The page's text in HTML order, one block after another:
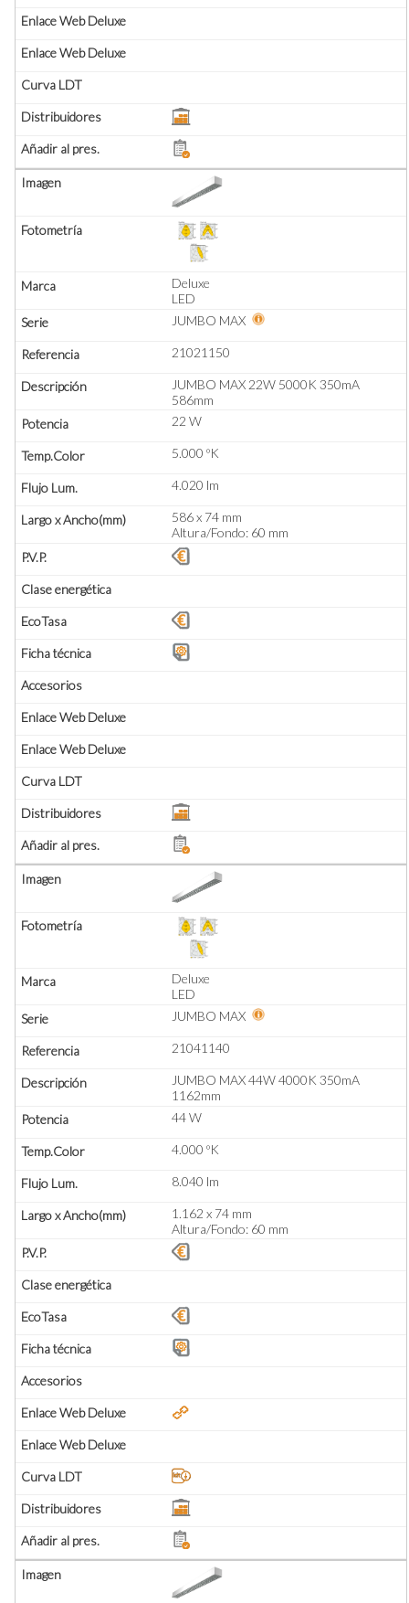
Deluxe
LED
JUMBO MAX
21021150
JUMBO MAX 22W 5000K 350mA
586mm
22 W
5.000 ºK
4.020 lm
586 x 74 mm
Altura/Fondo: 60 mm
Deluxe
LED
JUMBO MAX
21041140
JUMBO MAX 44W 4000K 350mA
1162mm
44 W
4.000 ºK
8.040 lm
1.162 x 74 mm
Altura/Fondo: 60 mm